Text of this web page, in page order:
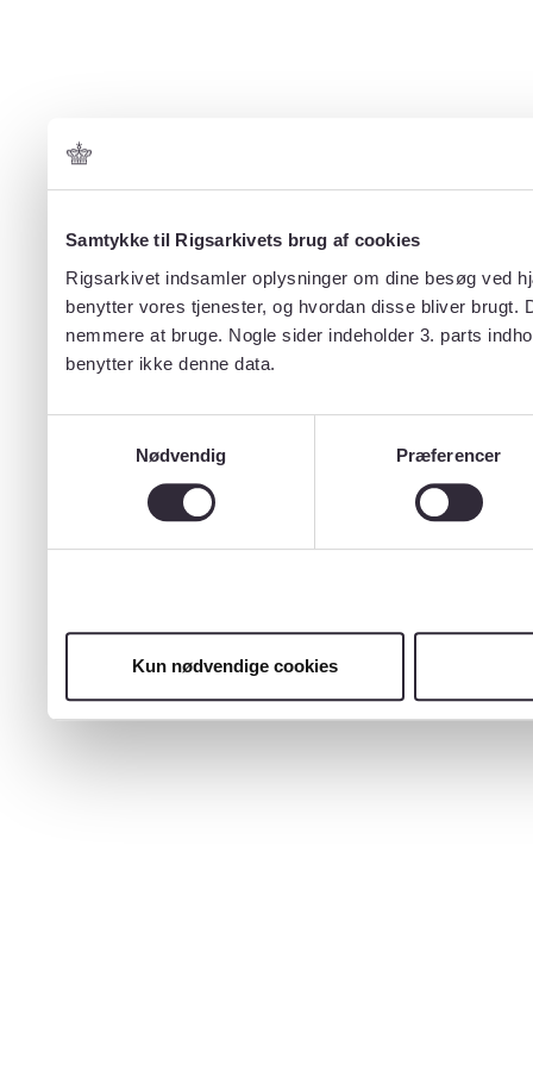
Samtykke til Rigsarkivets brug af cookies
Rigsarkivet indsamler oplysninger om dine besøg ved
benytter vores tjenester, og hvordan disse bliver
nemmere at bruge. Nogle sider indeholder 3. parts
benytter ikke denne data.
Nødvendig
Præferencer
Kun nødvendige cookies